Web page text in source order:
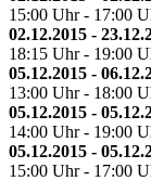
15:00 Uhr - 17:00
02.12.2015 -
18:15 Uhr - 19:00
05.12.2015 -
13:00 Uhr - 18:00
05.12.2015 -
14:00 Uhr - 19:00
05.12.2015 -
15:00 Uhr - 17:00